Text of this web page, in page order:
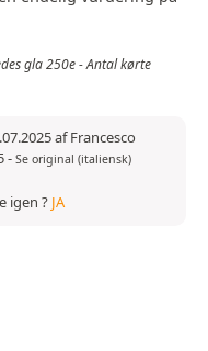
gla 250e - Antal kørte
af Francesco
- Se original (italiensk)
igen ? JA